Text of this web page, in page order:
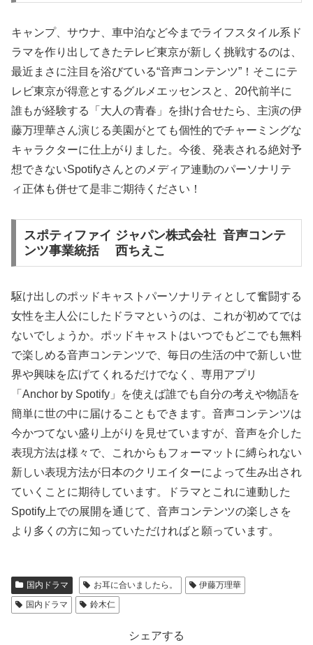
キャンプ、サウナ、車中泊など今までライフスタイル系ド
ラマを作り出してきたテレビ東京が新しく挑戦するのは、
最近まさに注目を浴びている“音声コンテンツ”！そこにテ
レビ東京が得意とするグルメエッセンスと、20代前半に
誰もが経験する「大人の青春」を掛け合せたら、主演の伊
藤万理華さん演じる美園がとても個性的でチャーミングな
キャラクターに仕上がりました。今後、発表される絶対予
想できないSpotifyさんとのメディア連動のパーソナリテ
ィ正体も併せて是非ご期待ください！
スポティファイ ジャパン株式会社 音声コンテ
ンツ事業統括 西ちえこ
駆け出しのポッドキャストパーソナリティとして奮闘する
女性を主人公にしたドラマというのは、これが初めてでは
ないでしょうか。ポッドキャストはいつでもどこでも無料
で楽しめる音声コンテンツで、毎日の生活の中で新しい世
界や興味を広げてくれるだけでなく、専用アプリ
「Anchor by Spotify」を使えば誰でも自分の考えや物語を
簡単に世の中に届けることもできます。音声コンテンツは
今かつてない盛り上がりを見せていますが、音声を介した
表現方法は様々で、これからもフォーマットに縛られない
新しい表現方法が日本のクリエイターによって生み出され
ていくことに期待しています。ドラマとこれに連動した
Spotify上での展開を通じて、音声コンテンツの楽しさを
より多くの方に知っていただければと願っています。
国内ドラマ お耳に合いましたら。
伊藤万理華
国内ドラマ
鈴木仁
シェアする